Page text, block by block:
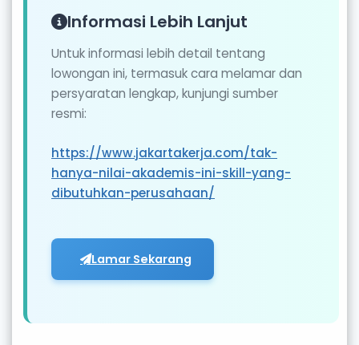
Informasi Lebih Lanjut
Untuk informasi lebih detail tentang
lowongan ini, termasuk cara melamar dan
persyaratan lengkap, kunjungi sumber
resmi:
https://www.jakartakerja.com/tak-
hanya-nilai-akademis-ini-skill-yang-
dibutuhkan-perusahaan/
Lamar Sekarang